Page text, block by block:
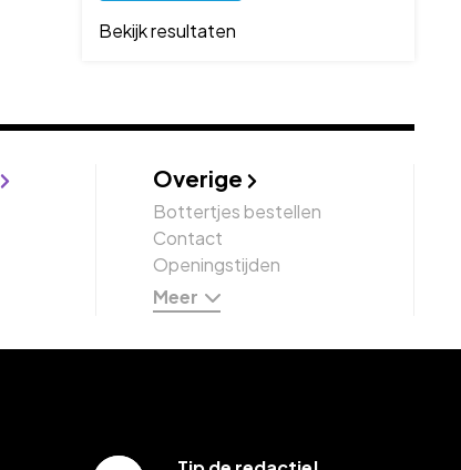
Bekijk resultaten
Overige
Bottertjes bestellen
Contact
Openingstijden
Meer